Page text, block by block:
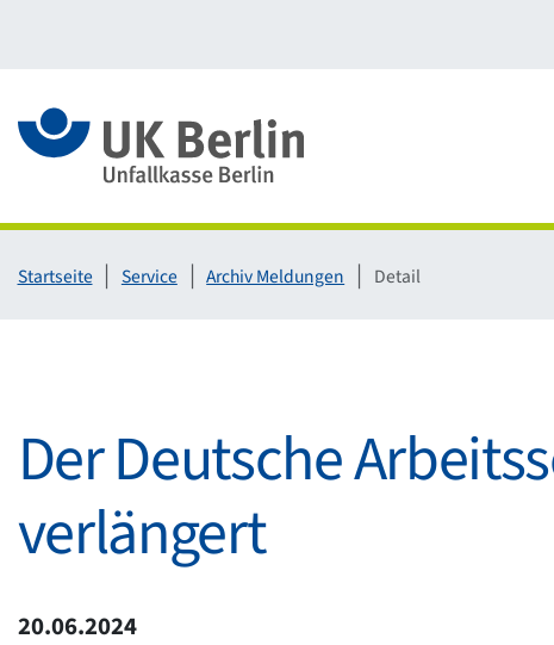
Link zur Startseite
Startseite Service Archiv Meldungen Detail
Der Deutsche
verlängert
20.06.2024